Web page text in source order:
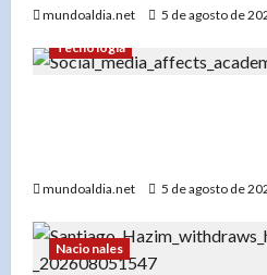
mundoaldia.net 5 de agosto de
Tecnología
mundoaldia.net 5 de agosto de
Nacionales